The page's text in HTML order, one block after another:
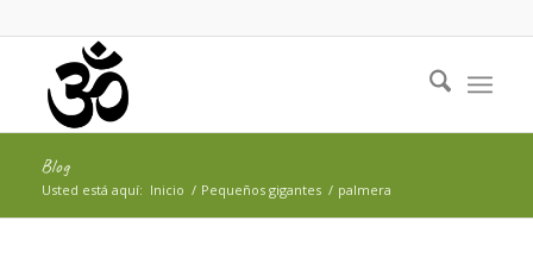
Blog
Usted está aquí: Inicio / Pequeños gigantes / palmera